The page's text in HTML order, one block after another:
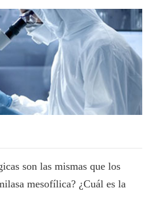
son las mismas que los
mesofílica? ¿Cuál es la